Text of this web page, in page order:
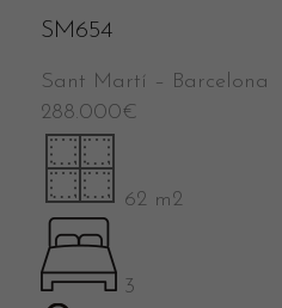
SM654
Sant Martí – Barcelona
288.000€
62 m2
3